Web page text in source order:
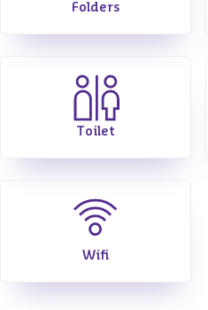
Folders
Toilet
Wifi